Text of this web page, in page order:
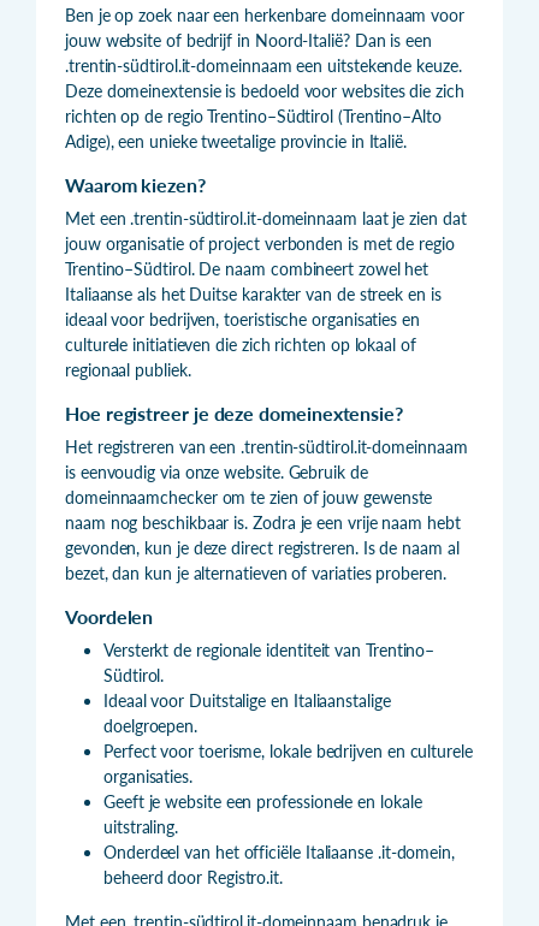
Ben je op zoek naar een herkenbare domeinnaam voor
jouw website of bedrijf in Noord-Italië? Dan is een
.trentin-südtirol.it-domeinnaam een uitstekende keuze.
Deze domeinextensie is bedoeld voor websites die zich
richten op de regio Trentino–Südtirol (Trentino–Alto
Adige), een unieke tweetalige provincie in Italië.
Waarom kiezen?
Met een .trentin-südtirol.it-domeinnaam laat je zien dat
jouw organisatie of project verbonden is met de regio
Trentino–Südtirol. De naam combineert zowel het
Italiaanse als het Duitse karakter van de streek en is
ideaal voor bedrijven, toeristische organisaties en
culturele initiatieven die zich richten op lokaal of
regionaal publiek.
Hoe registreer je deze domeinextensie?
Het registreren van een .trentin-südtirol.it-domeinnaam
is eenvoudig via onze website. Gebruik de
domeinnaamchecker om te zien of jouw gewenste
naam nog beschikbaar is. Zodra je een vrije naam hebt
gevonden, kun je deze direct registreren. Is de naam al
bezet, dan kun je alternatieven of variaties proberen.
Voordelen
Versterkt de regionale identiteit van Trentino–
Südtirol.
Ideaal voor Duitstalige en Italiaanstalige
doelgroepen.
Perfect voor toerisme, lokale bedrijven en culturele
organisaties.
Geeft je website een professionele en lokale
uitstraling.
Onderdeel van het officiële Italiaanse .it-domein,
beheerd door Registro.it.
Met een .trentin-südtirol.it-domeinnaam benadruk je